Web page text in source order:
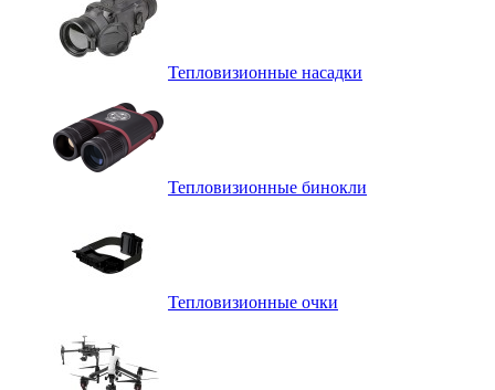
Тепловизионные насадки
Тепловизионные бинокли
Тепловизионные очки